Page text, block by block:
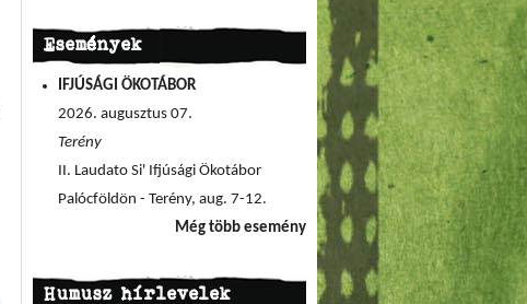
Események
IFJÚSÁGI ÖKOTÁBOR
2026. augusztus 07.
Terény
II. Laudato Si' Ifjúsági Ökotábor
Palócföldön - Terény, aug. 7-12.
Még több esemény
Humusz hírlevelek